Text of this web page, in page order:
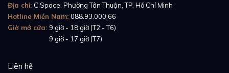
Chức năng giờ thế giới cho phép bạn có thể dễ dàng
nhận biết được thời gian của các thành phố trên thế
giới. Mỗi một thành phố là một đại diễn cho một múi
nước cùng sử dụng múi giờ ở vị trí +7 theo quy ước
Địa chỉ: C Space, Phường Tân Thuận, TP. Hồ Chí Minh
Hotline Miền Nam: 088.93.000.66
Giờ mở cửa: 9 giờ - 18 giờ (T2 - T6)
9 giờ - 17 giờ (T7)
Liên hệ